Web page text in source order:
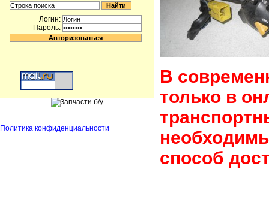
В
только в
способ
Логин:
Пароль:
Политика конфиденциальности